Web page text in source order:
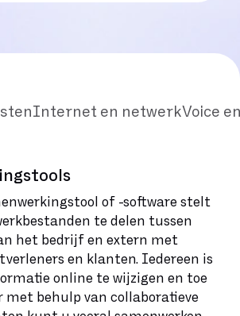
Internet en netwerkVoice
of -software stelt
te delen tussen
het bedrijf en extern met
en klanten. Iedereen is
online te wijzigen en toe
met behulp van collaboratieve